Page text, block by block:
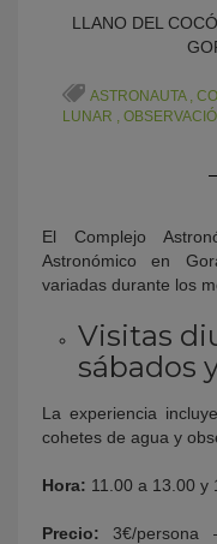
LLANO DEL
ASTRONAUTA,
LUNAR ,
El Complejo
Astronómico en
variadas durante los
Visitas
sábados
La experiencia
cohetes de agua y
Hora: 11.00 a 13.00 y
Precio: 3€/persona